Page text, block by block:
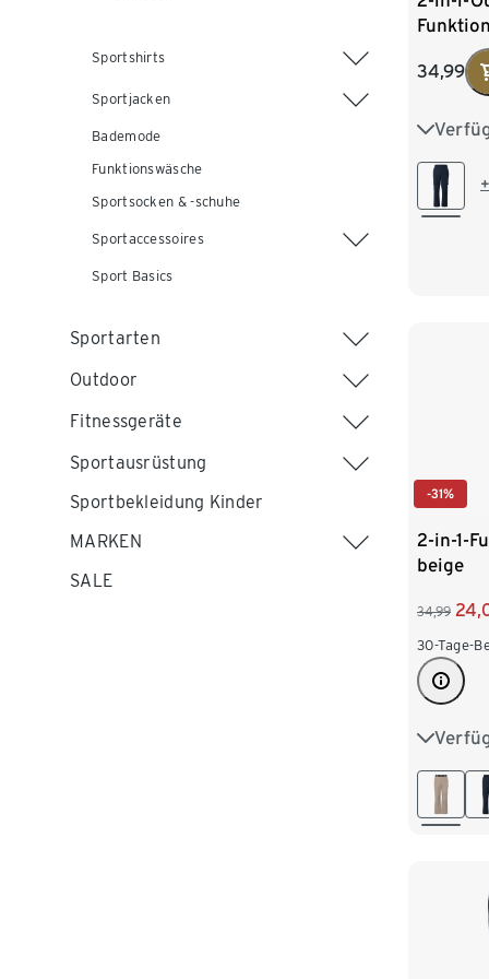
Sportshirts
Sportjacken
Bademode
Funktionswäsche
Sportsocken & -schuhe
Sportaccessoires
Sport Basics
Sportarten
Outdoor
Fitnessgeräte
Sportausrüstung
Sportbekleidung Kinder
MARKEN
SALE
34,99
S 44/46
L 52/54
-31%
2-in-1-
beige
34,99
30-Tage-
S 44/46
L 52/54